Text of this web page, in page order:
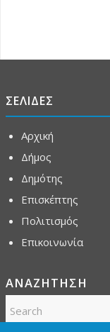
ΣΕΛΙΔΕΣ
Αρχική
Δήμος
Δημότης
Επισκέπτης
Πολιτισμός
Επικοινωνία
ΑΝΑΖΗΤΗΣΗ